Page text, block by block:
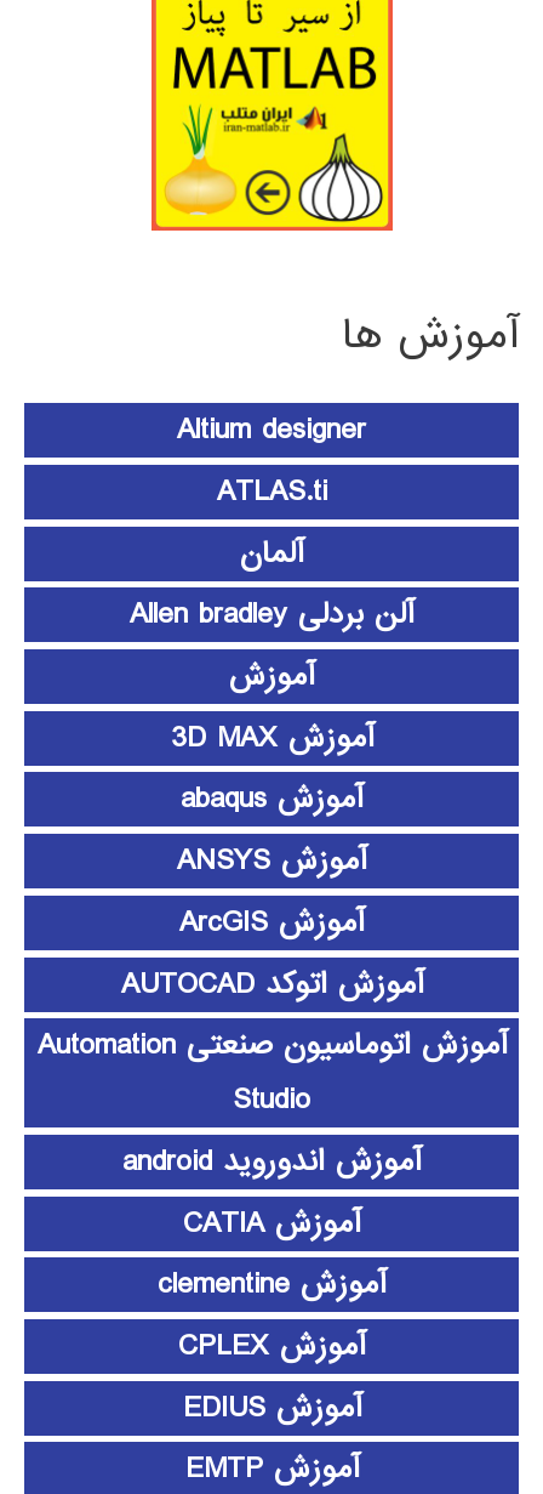
آموزش ها
Altium designer
ATLAS.ti
آلمان
آلن بردلی Allen bradley
آموزش
آموزش 3D MAX
آموزش abaqus
آموزش ANSYS
آموزش ArcGIS
آموزش اتوکد AUTOCAD
آموزش اتوماسیون صنعتی Automation
Studio
آموزش اندوروید android
آموزش CATIA
آموزش clementine
آموزش CPLEX
آموزش EDIUS
آموزش EMTP